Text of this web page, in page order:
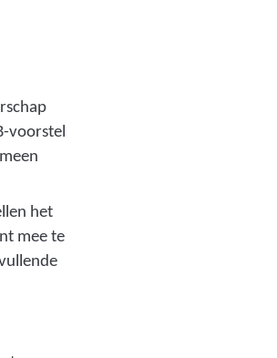
voorstel
het
mee te